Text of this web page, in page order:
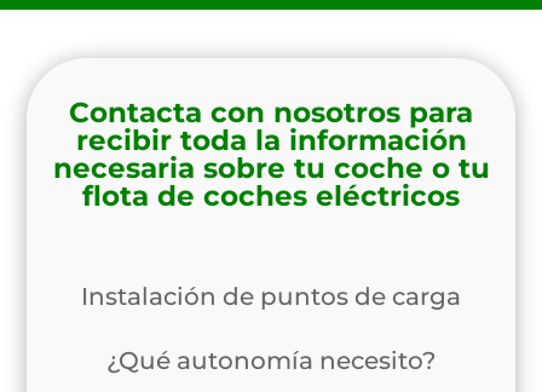
Contacta con nosotros para
recibir toda la información
necesaria sobre tu coche o tu
flota de coches eléctricos
Instalación de puntos de carga
¿Qué autonomía necesito?